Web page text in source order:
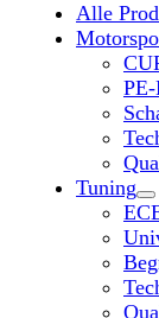
Alle
Tuning